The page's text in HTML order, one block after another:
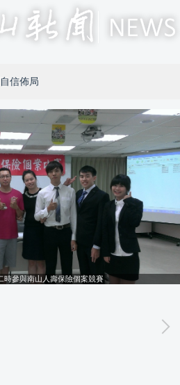
信佈局
時參與南山人壽保險個案競賽